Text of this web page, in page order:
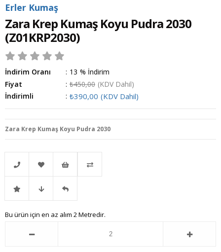
Erler Kumaş
Zara Krep Kumaş Koyu Pudra 2030
(Z01KRP2030)
İndirim Oranı : %
13
İndirim
Fiyat
: ₺450,00 (KDV Dahil)
İndirimli
: ₺390,00 (KDV Dahil)
Zara Krep Kumaş Koyu Pudra 2030
Telefonla
Sipariş
Favorilere
Ekle
İstek
Listeme
İndirimli Fiyat Gelince
Bu ürün için en az alım 2 Metredir.